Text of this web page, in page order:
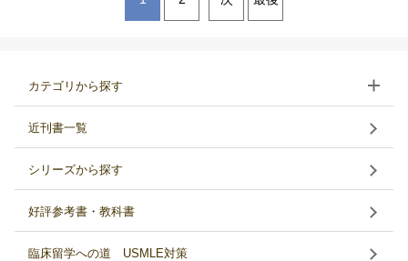
カテゴリから探す
近刊書一覧
シリーズから探す
好評参考書・教科書
臨床留学への道 USMLE対策